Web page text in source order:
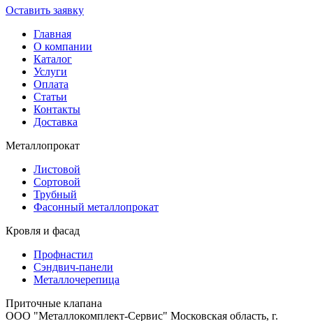
Оставить заявку
Главная
О компании
Каталог
Услуги
Оплата
Статьи
Контакты
Доставка
Металлопрокат
Листовой
Сортовой
Трубный
Фасонный металлопрокат
Кровля и фасад
Профнастил
Сэндвич-панели
Металлочерепица
Приточные клапана
ООО "Металлокомплект-Сервис" Московская область, г.